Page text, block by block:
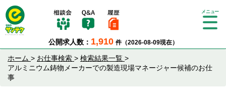
公開求人数： 1,910 件（2026-08-09現在）
Tog
ion
ホーム > お仕事検索 > 検索結果一覧 >
アルミニウム鋳物メーカーでの製造現場マネージャー候補のお仕
事